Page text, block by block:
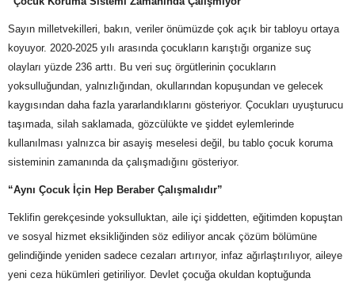
Sayın milletvekilleri, bakın, veriler önümüzde çok açık bir tabloyu ortaya
koyuyor. 2020-2025 yılı arasında çocukların karıştığı organize suç
olayları yüzde 236 arttı. Bu veri suç örgütlerinin çocukların
yoksulluğundan, yalnızlığından, okullarından kopuşundan ve gelecek
kaygısından daha fazla yararlandıklarını gösteriyor. Çocukları uyuşturucu
taşımada, silah saklamada, gözcülükte ve şiddet eylemlerinde
kullanılması yalnızca bir asayiş meselesi değil, bu tablo çocuk koruma
sisteminin zamanında da çalışmadığını gösteriyor.
“Aynı Çocuk İçin Hep Beraber Çalışmalıdır”
Teklifin gerekçesinde yoksulluktan, aile içi şiddetten, eğitimden kopuştan
ve sosyal hizmet eksikliğinden söz ediliyor ancak çözüm bölümüne
gelindiğinde yeniden sadece cezaları artırıyor, infaz ağırlaştırılıyor, aileye
yeni ceza hükümleri getiriliyor. Devlet çocuğa okuldan koptuğunda